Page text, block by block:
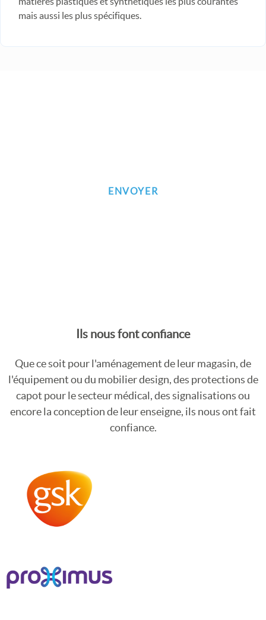
mais aussi les plus spécifiques.
Ils nous font confiance
Que ce soit pour l'aménagement de leur magasin, de
l'équipement ou du mobilier design, des protections de
capot pour le secteur médical, des signalisations ou
encore la conception de leur enseigne, ils nous ont fait
confiance.